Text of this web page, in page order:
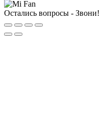
Остались вопросы - Звони!